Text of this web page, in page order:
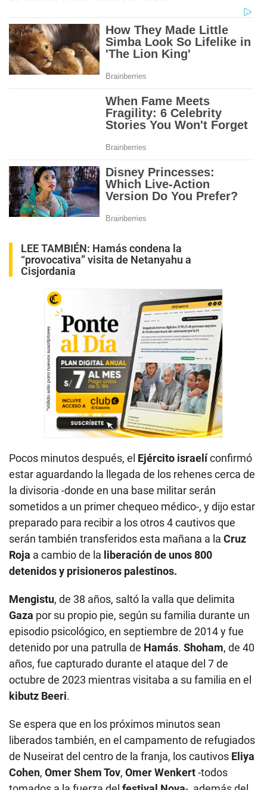
LEE TAMBIÉN: Hamás condena la
“provocativa” visita de Netanyahu a
Cisjordania
Pocos minutos después, el Ejército israelíconfirmó
estar aguardando la llegada de los rehenes cerca de
la divisoria -donde en una base militar serán
sometidos a un primer chequeo médico-, y dijo estar
preparado para recibir a los otros 4 cautivos que
serán también transferidos esta mañana a la Cruz
Roja a cambio de la liberación de unos 800
detenidos y prisioneros palestinos.
Mengistu, de 38 años, saltó la valla que delimita
Gaza por su propio pie, según su familia durante un
episodio psicológico, en septiembre de 2014 y fue
detenido por una patrulla de Hamás. Shoham, de 40
años, fue capturado durante el ataque del 7 de
octubre de 2023 mientras visitaba a su familia en el
kibutz Beeri.
Se espera que en los próximos minutos sean
liberados también, en el campamento de refugiados
de Nuseirat del centro de la franja, los cautivos Eliya
Cohen, Omer Shem Tov, Omer Wenkert-todos